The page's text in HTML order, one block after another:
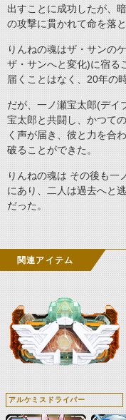
出すことに成功したが、
の攻撃に貫かれて命を落
りんねの魂はザ・サンの
ザ・サンへと変化)に宿る
届くことはなく、20年の
だが、一ノ瀬宝太郎(デイ
宝太郎と共闘し、かつて
く声が届き、彼と力を合
破ることができた。
りんねの魂は その後も一
にあり、二人は過去へと
だった。
関連アイテム
アルケミスドライバー